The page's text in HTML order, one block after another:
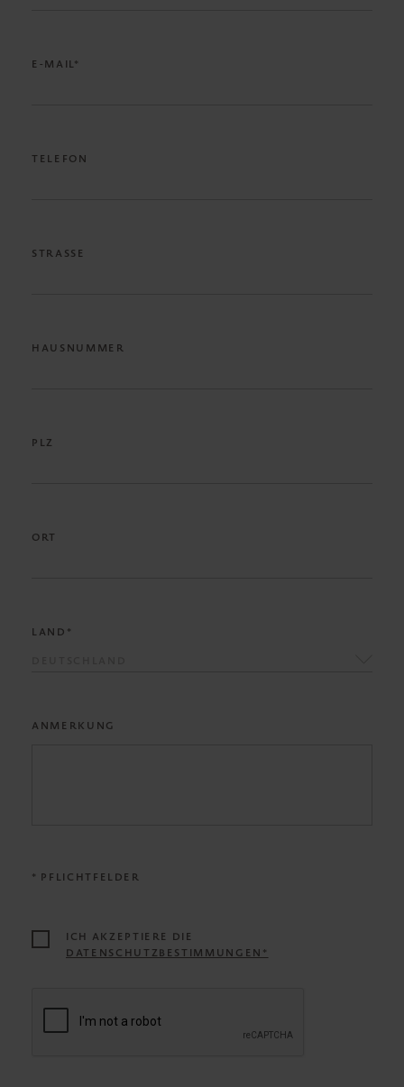
E-MAIL*
TELEFON
STRASSE
HAUSNUMMER
PLZ
ORT
LAND*
ANMERKUNG
* PFLICHTFELDER
ICH AKZEPTIERE DIE
DATENSCHUTZBESTIMMUNGEN*